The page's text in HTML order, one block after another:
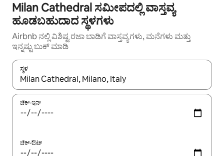
Milan Cathedral ಸಮೀಪದಲ್ಲಿ ವಾಸ್ತವ್ಯ
ಹೂಡಬಹುದಾದ ಸ್ಥಳಗಳು
Airbnb ನಲ್ಲಿ ವಿಶಿಷ್ಟ ರಜಾ ಬಾಡಿಗೆ ವಾಸ್ತವ್ಯಗಳು, ಮನೆಗಳು ಮತ್ತು
ಇನ್ನಷ್ಟು ಬುಕ್ ಮಾಡಿ
ಸ್ಥಳ
ಫಲಿತಾಂಶಗಳು ಲಭ್ಯವಿರುವಾಗ, ಅಪ್ ಮತ್ತು ಡೌನ್ ಬಾಣದ ಕೀಲಿಗಳೊಂದಿಗೆ
ಚೆಕ್-ಇನ್
ಚೆಕ್-ಔಟ್